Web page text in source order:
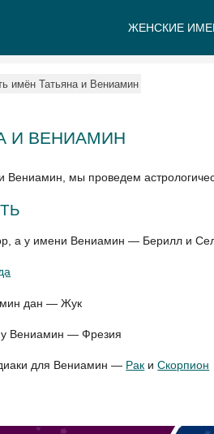
ЖЕНСКИЕ
имён Татьяна и Вениамин
И ВЕНИАМИН
Вениамин, мы проведем
а у имени Вениамин — Берилл и
дан — Жук
у Вениамин — Фрезия
для Вениамин — Рак иСкорпион